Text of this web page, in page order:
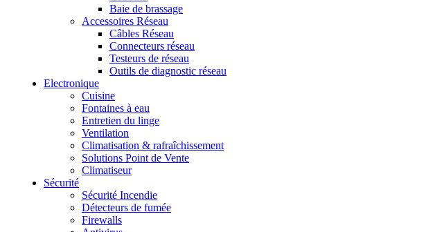
Baie de brassage
Accessoires Réseau
Câbles Réseau
Connecteurs réseau
Testeurs de réseau
Outils de diagnostic réseau
Electronique
Cuisine
Fontaines à eau
Entretien du linge
Ventilation
Climatisation & rafraîchissement
Solutions Point de Vente
Climatiseur
Sécurité
Sécurité Incendie
Détecteurs de fumée
Firewalls